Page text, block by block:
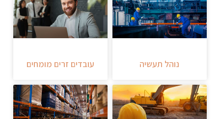
נוהל תעשיה עובדים זרים מומחים